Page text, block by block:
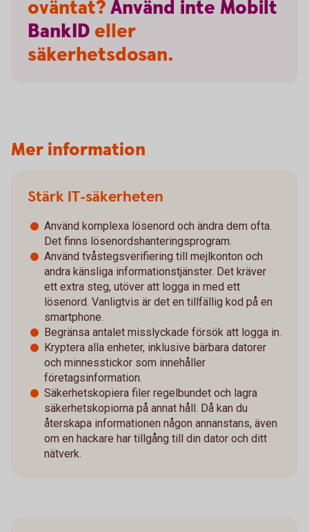
oväntat?Använd inte Mobilt
BankID eller
säkerhetsdosan.
Mer information
Stärk IT-säkerheten
Använd komplexa lösenord och ändra dem ofta.
Det finns lösenordshanteringsprogram.
Använd tvåstegsverifiering till mejlkonton och
andra känsliga informationstjänster. Det kräver
ett extra steg, utöver att logga in med ett
lösenord. Vanligtvis är det en tillfällig kod på en
smartphone.
Begränsa antalet misslyckade försök att logga in.
Kryptera alla enheter, inklusive bärbara datorer
och minnesstickor som innehåller
företagsinformation.
Säkerhetskopiera filer regelbundet och lagra
säkerhetskopiorna på annat håll. Då kan du
återskapa informationen någon annanstans, även
om en hackare har tillgång till din dator och ditt
nätverk.